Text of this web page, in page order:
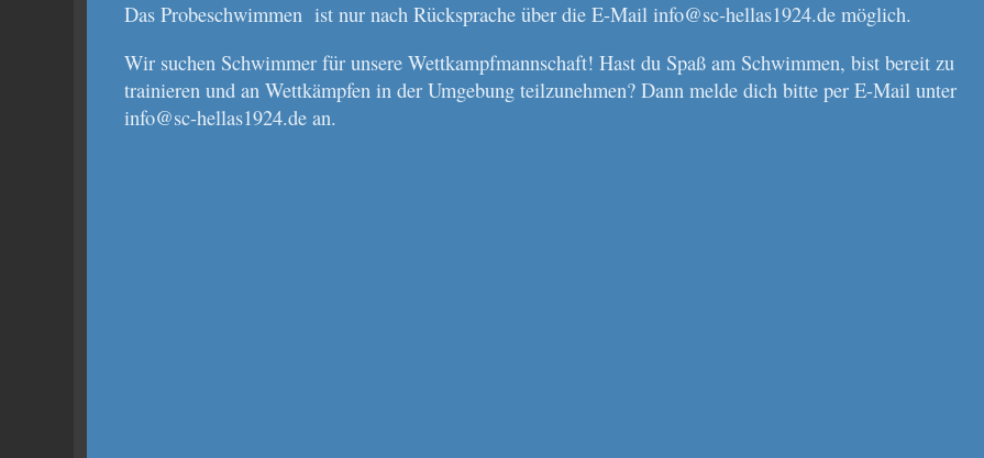
Das Probeschwimmen ist nur nach Rücksprache über die E-Mail info@sc-hellas1924.de möglich.
Wir suchen Schwimmer für unsere Wettkampfmannschaft! Hast du Spaß am Schwimmen, bist bereit zu
trainieren und an Wettkämpfen in der Umgebung teilzunehmen? Dann melde dich bitte per E-Mail unter
info@sc-hellas1924.de an.